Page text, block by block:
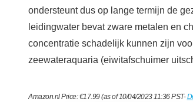
ondersteunt dus op lange termijn de
leidingwater bevat zware metalen en
concentratie schadelijk kunnen zijn
zeewateraquaria (eiwitafschuimer
Amazon.nl Price:€17.99(as of 10/04/2023 11:36 PST-